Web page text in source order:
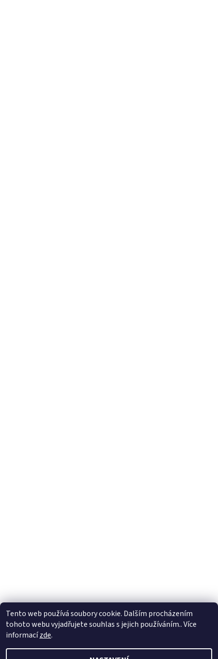
2026 © Auta pro děti, všechna práva vyhrazena
Tento web používá soubory cookie. Dalším procházením
tohoto webu vyjadřujete souhlas s jejich používáním.. Více
informacízde.